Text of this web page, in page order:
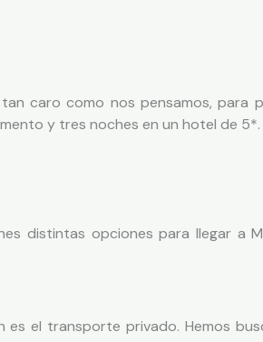
caro como nos pensamos, para
y tres noches en un hotel de 5*.
distintas opciones para llegar a
el transporte privado. Hemos